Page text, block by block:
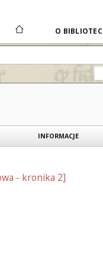
O
INFORMACJE
- kronika 2]